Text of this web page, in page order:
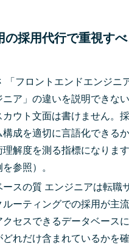
の採用代行で重視す
「フロントエンドエンジニ
ア」の違いを説明できない
カウト文面は書けません。
成を適切に言語化できる
理解度を測る指標になりま
参照）。
スの質 エンジニアは転職
ルーティングでの採用が主
セスできるデータベース
どれだけ含まれているかを